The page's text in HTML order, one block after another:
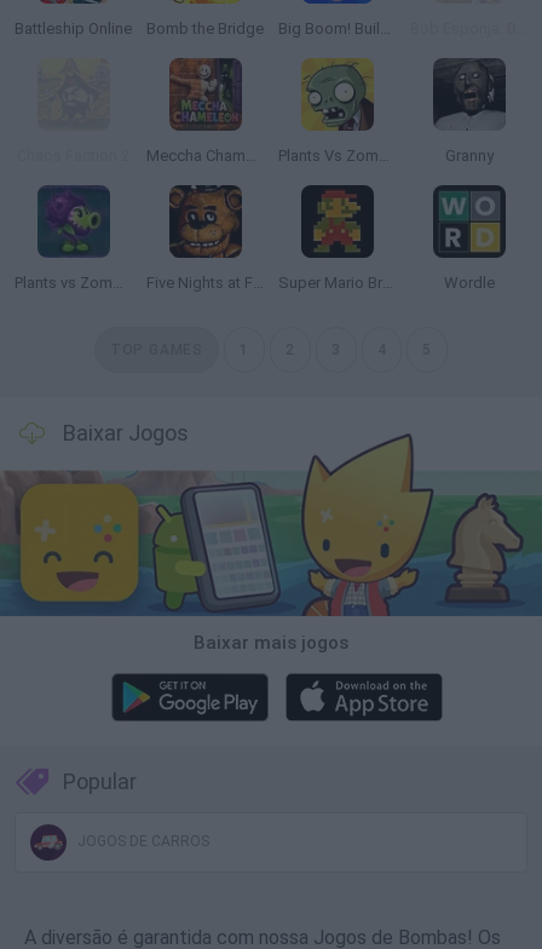
Battleship Online Bomb the Bridge Big Boom! Building Smash!
Meccha Chameleon Plants Vs Zombies Granny
Plants vs Zombies: Fusion Five Nights at Freddy's Super Mario Bros. Wordle
Baixar Jogos
Baixar mais jogos
Popular
JOGOS DE CARROS
A diversão é garantida com nossa Jogos de Bombas! Os